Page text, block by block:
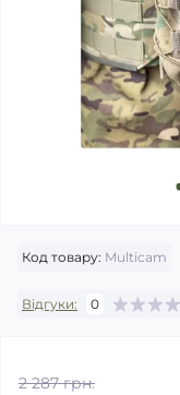
Код товару: Multicam
Відгуки: 0
2 287 грн.